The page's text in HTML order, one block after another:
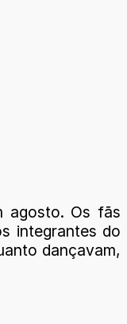
agosto. Os fãs
integrantes do
dançavam,